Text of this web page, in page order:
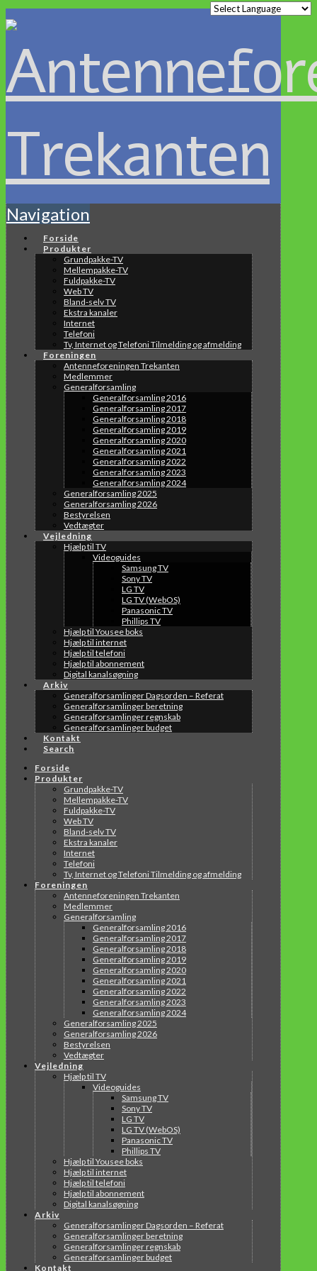
Navigation
Forside
Produkter
Grundpakke-TV
Mellempakke-TV
Fuldpakke-TV
Web TV
Bland-selv TV
Ekstra kanaler
Internet
Telefoni
Tv, Internet og Telefoni Tilmelding og afmelding
Foreningen
Antenneforeningen Trekanten
Medlemmer
Generalforsamling
Generalforsamling 2016
Generalforsamling 2017
Generalforsamling 2018
Generalforsamling 2019
Generalforsamling 2020
Generalforsamling 2021
Generalforsamling 2022
Generalforsamling 2023
Generalforsamling 2024
Generalforsamling 2025
Generalforsamling 2026
Bestyrelsen
Vedtægter
Vejledning
Hjælp til TV
Videoguides
Samsung TV
Sony TV
LG TV
LG TV (WebOS)
Panasonic TV
Phillips TV
Hjælp til Yousee boks
Hjælp til internet
Hjælp til telefoni
Hjælp til abonnement
Digital kanalsøgning
Arkiv
Generalforsamlinger Dagsorden – Referat
Generalforsamlinger beretning
Generalforsamlinger regnskab
Generalforsamlinger budget
Kontakt
Search
Forside
Produkter
Grundpakke-TV
Mellempakke-TV
Fuldpakke-TV
Web TV
Bland-selv TV
Ekstra kanaler
Internet
Telefoni
Tv, Internet og Telefoni Tilmelding og afmelding
Foreningen
Antenneforeningen Trekanten
Medlemmer
Generalforsamling
Generalforsamling 2016
Generalforsamling 2017
Generalforsamling 2018
Generalforsamling 2019
Generalforsamling 2020
Generalforsamling 2021
Generalforsamling 2022
Generalforsamling 2023
Generalforsamling 2024
Generalforsamling 2025
Generalforsamling 2026
Bestyrelsen
Vedtægter
Vejledning
Hjælp til TV
Videoguides
Samsung TV
Sony TV
LG TV
LG TV (WebOS)
Panasonic TV
Phillips TV
Hjælp til Yousee boks
Hjælp til internet
Hjælp til telefoni
Hjælp til abonnement
Digital kanalsøgning
Arkiv
Generalforsamlinger Dagsorden – Referat
Generalforsamlinger beretning
Generalforsamlinger regnskab
Generalforsamlinger budget
Kontakt